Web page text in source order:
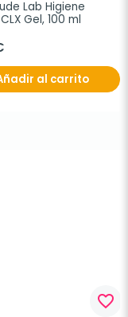
Lab Higiene
Gel, 100 ml
al carrito
favorite_border